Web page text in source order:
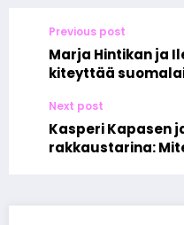
Previous post
Marja Hintikan ja
kiteyttää
Next post
Kasperi Kapasen
rakkaustarina: